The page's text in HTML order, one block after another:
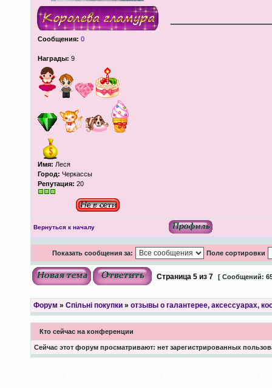
Сообщения: 0
Награды: 9
Имя: Леся
Город: Черкассы
Репутация: 20
Вернуться к началу
Показать сообщения за: Поле сортировки
Страница 5из 7 [ Сообщений:
Форум » Спільні покупки» отзывы о галантерее, аксессуарах,
Кто сейчас на конференции
Сейчас этот форум просматривают: нет зарегистрированных